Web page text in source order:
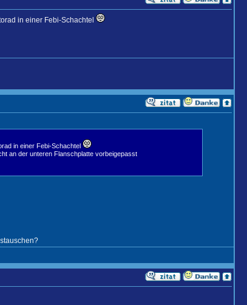
in einer Febi-Schachtel
in einer Febi-Schachtel
an der unteren Flanschplatte vorbeigepasst